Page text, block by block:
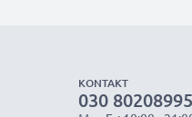
KONTAKT
030